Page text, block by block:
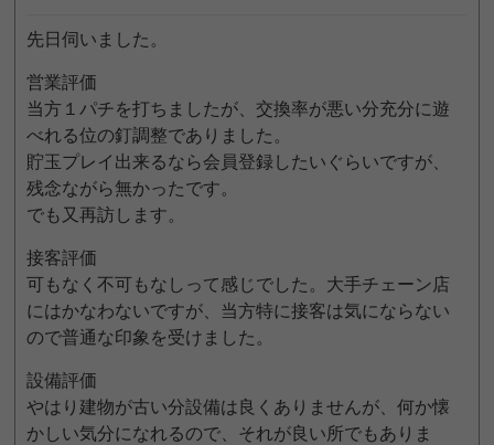
先日伺いました。
営業評価
当方１パチを打ちましたが、交換率が悪い分充分に遊
べれる位の釘調整でありました。
貯玉プレイ出来るなら会員登録したいぐらいですが、
残念ながら無かったです。
でも又再訪します。
接客評価
可もなく不可もなしって感じでした。大手チェーン店
にはかなわないですが、当方特に接客は気にならない
ので普通な印象を受けました。
設備評価
やはり建物が古い分設備は良くありませんが、何か懐
かしい気分になれるので、それが良い所でもありま